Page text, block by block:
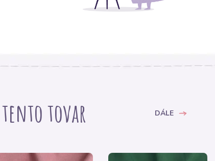
tovar DÁLE